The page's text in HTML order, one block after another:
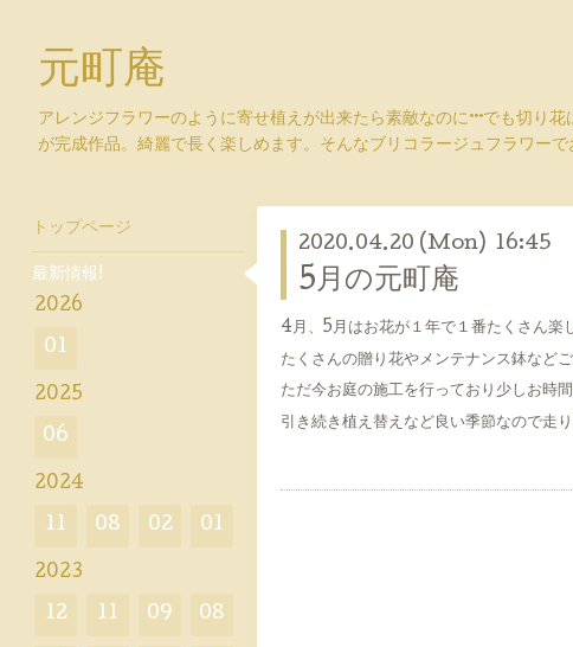
元町庵
アレンジフラワーのように寄せ植えが出来たら素敵なのに···でも切り
が完成作品。綺麗で長く楽しめます。そんなブリコラージュフラワー
2020.04.20 (Mon) 16:45
5月の元町庵
4月、5月はお花が１年で１番たくさん楽
たくさんの贈り花やメンテナンス鉢など
ただ今お庭の施工を行っており少しお時
引き続き植え替えなど良い季節なので走
トップページ
最新情報!
2026
01
2025
06
2024
11 08 02 01
2023
12 11 09 08